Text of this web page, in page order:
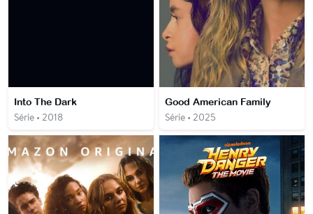
Into The Dark
Série • 2018
Good American Family
Série • 2025